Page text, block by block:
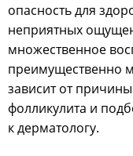
опасность для
неприятных
множественное
преимущественно
зависит от
фолликулита и
к дерматологу.